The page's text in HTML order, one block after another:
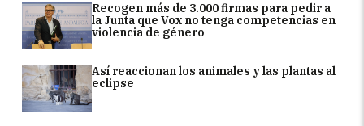
Recogen más de 3.000 firmas para pedir a
la Junta que Vox no tenga competencias en
violencia de género
Así reaccionan los animales y las plantas al
eclipse